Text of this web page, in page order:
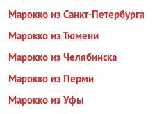
Марокко из Санкт-Петербурга
Марокко из Тюмени
Марокко из Челябинска
Марокко из Перми
Марокко из Уфы